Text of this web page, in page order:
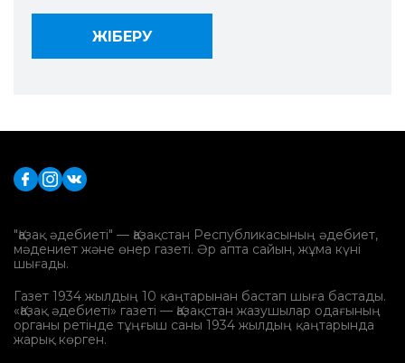
"Қазақ әдебиеті" — Қазақстан Республикасының әдебиет,
мәдениет және өнер газеті. Әр апта сайын, жұма күні
шығады.
Газет 1934 жылдың 10 қаңтарынан бастап шыға бастады.
«Қазақ әдебиеті» газеті — Қазақстан жазушылар одағының
органы ретінде тұңғыш саны 1934 жылдың қаңтарында
жарық көрген.